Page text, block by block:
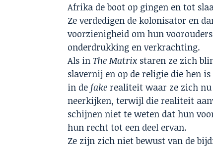
Afrika de boot op gingen en tot
Ze verdedigen de kolonisator en
voorzienigheid om hun
onderdrukking en verkrachting.
Als inThe Matrix staren ze zich
slavernij en op de religie die hen
in defakerealiteit waar ze zich nu
neerkijken, terwijl die realiteit
schijnen niet te weten dat hun
hun recht tot een deel ervan.
Ze zijn zich niet bewust van de